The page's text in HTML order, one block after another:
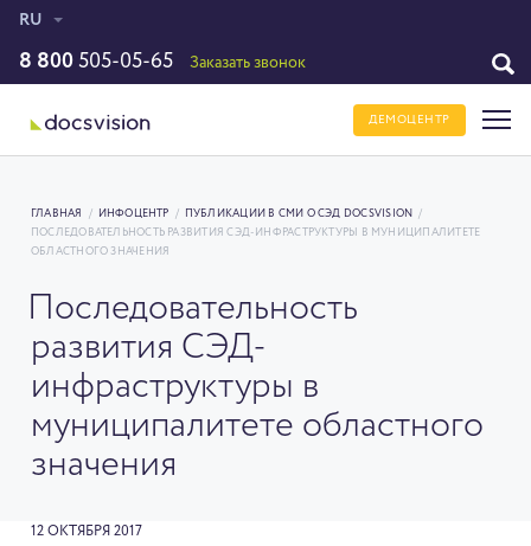
RU
8 800 505-05-65 Заказать звонок
ДЕМОЦЕНТР
ГЛАВНАЯ / ИНФОЦЕНТР / ПУБЛИКАЦИИ В СМИ О СЭД DOCSVISION
/
ПОСЛЕДОВАТЕЛЬНОСТЬ РАЗВИТИЯ СЭД-ИНФРАСТРУКТУРЫ В МУНИЦИПАЛИТЕТЕ
ОБЛАСТНОГО ЗНАЧЕНИЯ
Последовательность
развития СЭД-
инфраструктуры в
муниципалитете областного
значения
12 ОКТЯБРЯ 2017